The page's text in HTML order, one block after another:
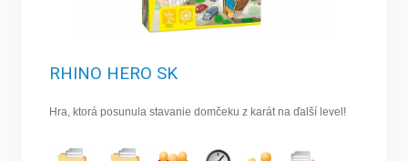
RHINO HERO SK
Hra, ktorá posunula stavanie domčeku z karát na ďalší level!